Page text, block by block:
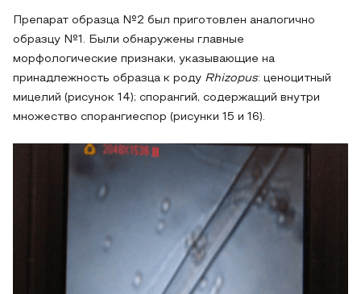
Препарат образца №2 был приготовлен аналогично
образцу №1. Были обнаружены главные
морфологические признаки, указывающие на
принадлежность образца к роду Rhizopus: ценоцитный
мицелий (рисунок 14); спорангий, содержащий внутри
множество спорангиеспор (рисунки 15 и 16).